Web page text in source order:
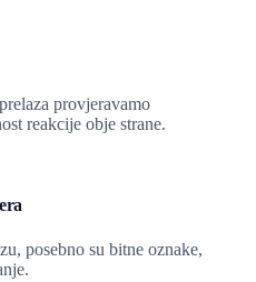
provjeravamo
reakcije obje strane.
posebno su bitne oznake,